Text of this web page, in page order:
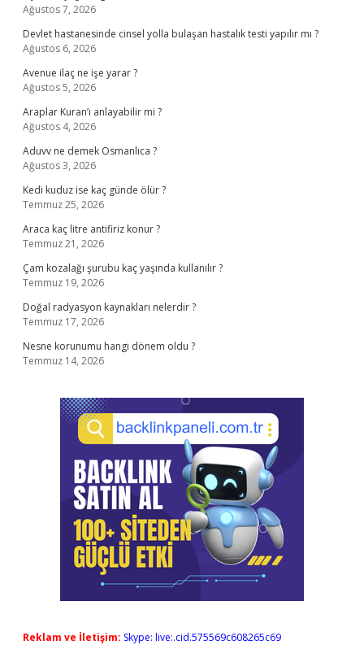
Ağustos 7, 2026
Devlet hastanesinde cinsel yolla bulaşan hastalık testi yapılır mı ?
Ağustos 6, 2026
Avenue ilaç ne işe yarar ?
Ağustos 5, 2026
Araplar Kuran’ı anlayabilir mi ?
Ağustos 4, 2026
Aduvv ne demek Osmanlıca ?
Ağustos 3, 2026
Kedi kuduz ise kaç günde ölür ?
Temmuz 25, 2026
Araca kaç litre antifiriz konur ?
Temmuz 21, 2026
Çam kozalağı şurubu kaç yaşında kullanılır ?
Temmuz 19, 2026
Doğal radyasyon kaynakları nelerdir ?
Temmuz 17, 2026
Nesne korunumu hangi dönem oldu ?
Temmuz 14, 2026
Reklam ve İletişim: Skype: live:.cid.575569c608265c69